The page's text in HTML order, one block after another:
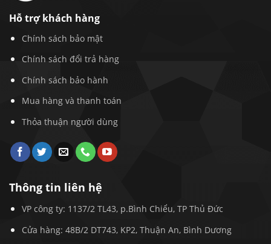
Hỗ trợ khách hàng
Chính sách bảo mật
Chính sách đổi trả hàng
Chính sách bảo hành
Mua hàng và thanh toán
Thỏa thuận người dùng
Thông tin liên hệ
VP công ty: 1137/2 TL43, p.Bình Chiểu, TP Thủ Đức
Cửa hàng: 48B/2 DT743, KP2, Thuận An, Bình Dương